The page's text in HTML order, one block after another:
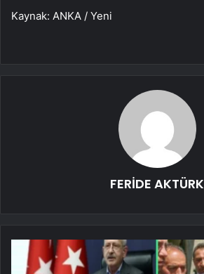
Kaynak: ANKA / Yeni
FERİDE AKTÜRK